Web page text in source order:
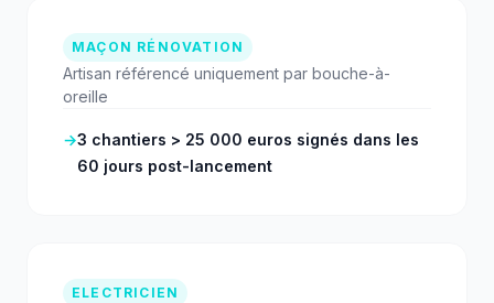
MAÇON RÉNOVATION
Artisan référencé uniquement par bouche-à-
oreille
→3 chantiers > 25 000 euros signés dans les
60 jours post-lancement
ELECTRICIEN